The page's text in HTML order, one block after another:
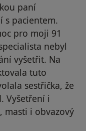
paní
s pacientem.
pro moji 91
nebyl
vyšetřit. Na
tuto
sestřička, že
Vyšetření i
i obvazový